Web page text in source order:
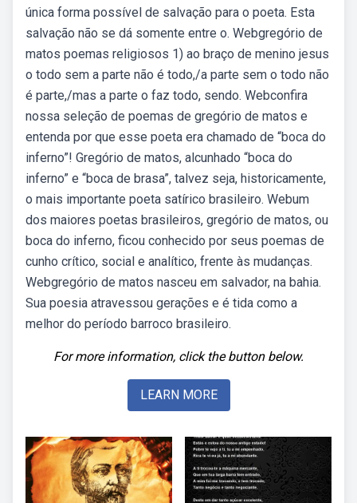
única forma possível de salvação para o poeta. Esta
salvação não se dá somente entre o. Webgregório de
matos poemas religiosos 1) ao braço de menino jesus
o todo sem a parte não é todo,/a parte sem o todo não
é parte,/mas a parte o faz todo, sendo. Webconfira
nossa seleção de poemas de gregório de matos e
entenda por que esse poeta era chamado de “boca do
inferno”! Gregório de matos, alcunhado “boca do
inferno” e “boca de brasa”, talvez seja, historicamente,
o mais importante poeta satírico brasileiro. Webum
dos maiores poetas brasileiros, gregório de matos, ou
boca do inferno, ficou conhecido por seus poemas de
cunho crítico, social e analítico, frente às mudanças.
Webgregório de matos nasceu em salvador, na bahia.
Sua poesia atravessou gerações e é tida como a
melhor do período barroco brasileiro.
For more information, click the button below.
LEARN MORE